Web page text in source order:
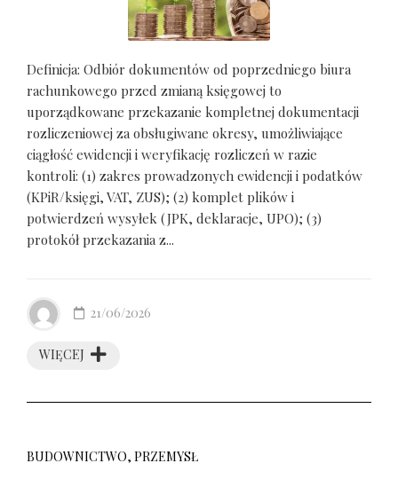
Definicja: Odbiór dokumentów od poprzedniego biura
rachunkowego przed zmianą księgowej to
uporządkowane przekazanie kompletnej dokumentacji
rozliczeniowej za obsługiwane okresy, umożliwiające
ciągłość ewidencji i weryfikację rozliczeń w razie
kontroli: (1) zakres prowadzonych ewidencji i podatków
(KPiR/księgi, VAT, ZUS); (2) komplet plików i
potwierdzeń wysyłek (JPK, deklaracje, UPO); (3)
protokół przekazania z...
WIĘCEJ
21/06/2026
BUDOWNICTWO, PRZEMYSŁ